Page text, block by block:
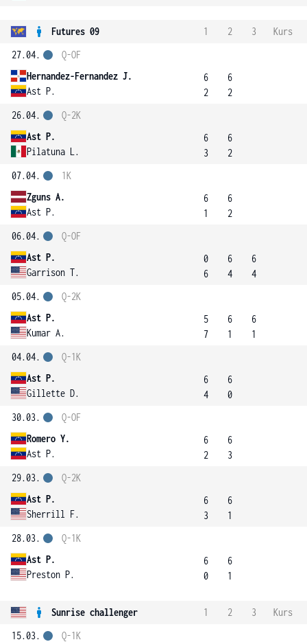
Futures 09 1 2 3
Kurs
27.04.
Hernandez-Fernandez J.
Ast P.
Q-OF
6
2
6
2
26.04.
Ast P.
Pilatuna L.
Q-2K
6
3
6
2
07.04.
Zguns A.
Ast P.
1K
6
1
6
2
06.04.
Ast P.
Garrison T.
Q-OF
0
6
6
4
6
4
05.04.
Ast P.
Kumar A.
Q-2K
5
7
6
1
6
1
04.04.
Ast P.
Gillette D.
Q-1K
6
4
6
0
30.03.
Romero Y.
Ast P.
Q-OF
6
2
6
3
29.03.
Ast P.
Sherrill F.
Q-2K
6
3
6
1
28.03.
Ast P.
Preston P.
Q-1K
6
0
6
1
Sunrise challenger 1 2 3
Kurs
15.03.
Q-1K